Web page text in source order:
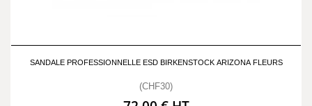
SANDALE PROFESSIONNELLE ESD BIRKENSTOCK ARIZONA FLEURS
(CHF30)